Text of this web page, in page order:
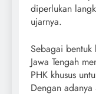
diperlukan
ujarnya.
Sebagai bentuk
Jawa Tengah
PHK khusus
Dengan